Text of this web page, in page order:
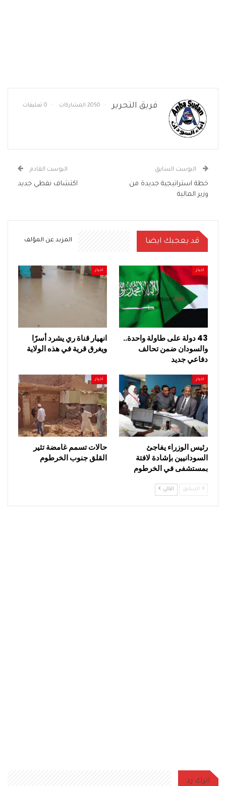
فريق التحرير 2050 المشاركات 0 تعليقات
البوست السابق
خطة استراتيجية جديدة من
وزير المالية
البوست القادم
اكتشاف نفطي جديد
قد يعجبك ايضا المزيد عن المؤلف
اخبار
43 دولة على طاولة واحدة..
والسودان ضمن تحالف
دفاعي جديد
اخبار
انهيار قناة ري يشرد أسرًا
ويغرق قرية في هذه الولاية
اخبار
رئيس الوزراء يفاجئ
السودانيين بإشادة لافتة
بمستشفى في الخرطوم
اخبار
حالات تسمم غامضة تثير
القلق جنوب الخرطوم
السابق التالي
اترك رد